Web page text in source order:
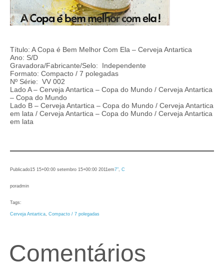
Título: A Copa é Bem Melhor Com Ela – Cerveja Antartica
Ano: S/D
Gravadora/Fabricante/Selo: Independente
Formato: Compacto / 7 polegadas
Nº Série: VV 002
Lado A – Cerveja Antartica – Copa do Mundo / Cerveja Antartica
– Copa do Mundo
Lado B – Cerveja Antartica – Copa do Mundo / Cerveja Antartica
em lata / Cerveja Antartica – Copa do Mundo / Cerveja Antartica
em lata
Publicado15 15+00:00 setembro 15+00:00 2011 em7″ C
poradmin
Tags:
Cerveja Antartica Compacto / 7 polegadas
Comentários